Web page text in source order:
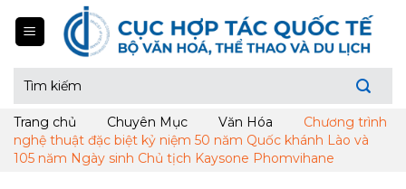
kiếm:
Trang chủ Chuyên Mục Văn Hóa
Chương trình
nghệ thuật đặc biệt kỷ niệm 50 năm Quốc khánh Lào và
105 năm Ngày sinh Chủ tịch Kaysone Phomvihane